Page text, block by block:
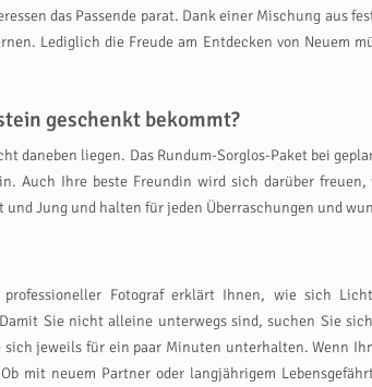
das Passende parat. Dank einer Mischung aus
Lediglich die Freude am Entdecken von Neuem
geschenkt bekommt?
daneben liegen. Das Rundum-Sorglos-Paket bei
Ihre beste Freundin wird sich darüber freuen,
Jung und halten für jeden Überraschungen und
Fotograf erklärt Ihnen, wie sich
Sie nicht alleine unterwegs sind, suchen Sie
jeweils für ein paar Minuten unterhalten. Wenn
mit neuem Partner oder langjährigem